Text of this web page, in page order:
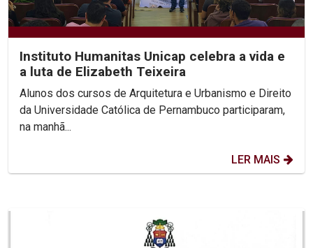
Instituto Humanitas Unicap celebra a vida e
a luta de Elizabeth Teixeira
Alunos dos cursos de Arquitetura e Urbanismo e Direito
da Universidade Católica de Pernambuco participaram,
na manhã...
LER MAIS